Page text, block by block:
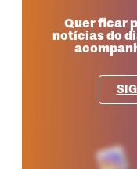
Quer ficar
notícias do